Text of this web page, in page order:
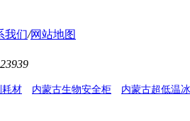
我们/网站地图
耗材 内蒙古生物安全柜 内蒙古超低温